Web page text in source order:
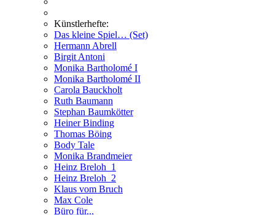
Künstlerhefte:
Das kleine Spiel… (Set)
Hermann Abrell
Birgit Antoni
Monika Bartholomé I
Monika Bartholomé II
Carola Bauckholt
Ruth Baumann
Stephan Baumkötter
Heiner Binding
Thomas Böing
Body Tale
Monika Brandmeier
Heinz Breloh_1
Heinz Breloh_2
Klaus vom Bruch
Max Cole
Büro für...